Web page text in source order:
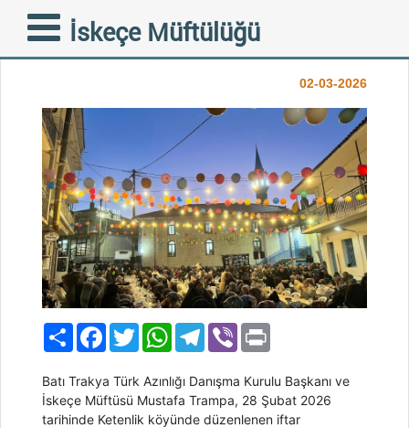
İskeçe Müftülüğü
Ketenlik Köyünde Bereketli
İftar Buluşması
02-03-2026
PaylaşFacebook
TwitterWhatsAppTelegram
Viber
Batı Trakya Türk Azınlığı Danışma Kurulu Başkanı ve
İskeçe Müftüsü Mustafa Trampa, 28 Şubat 2026
tarihinde Ketenlik köyünde düzenlenen iftar